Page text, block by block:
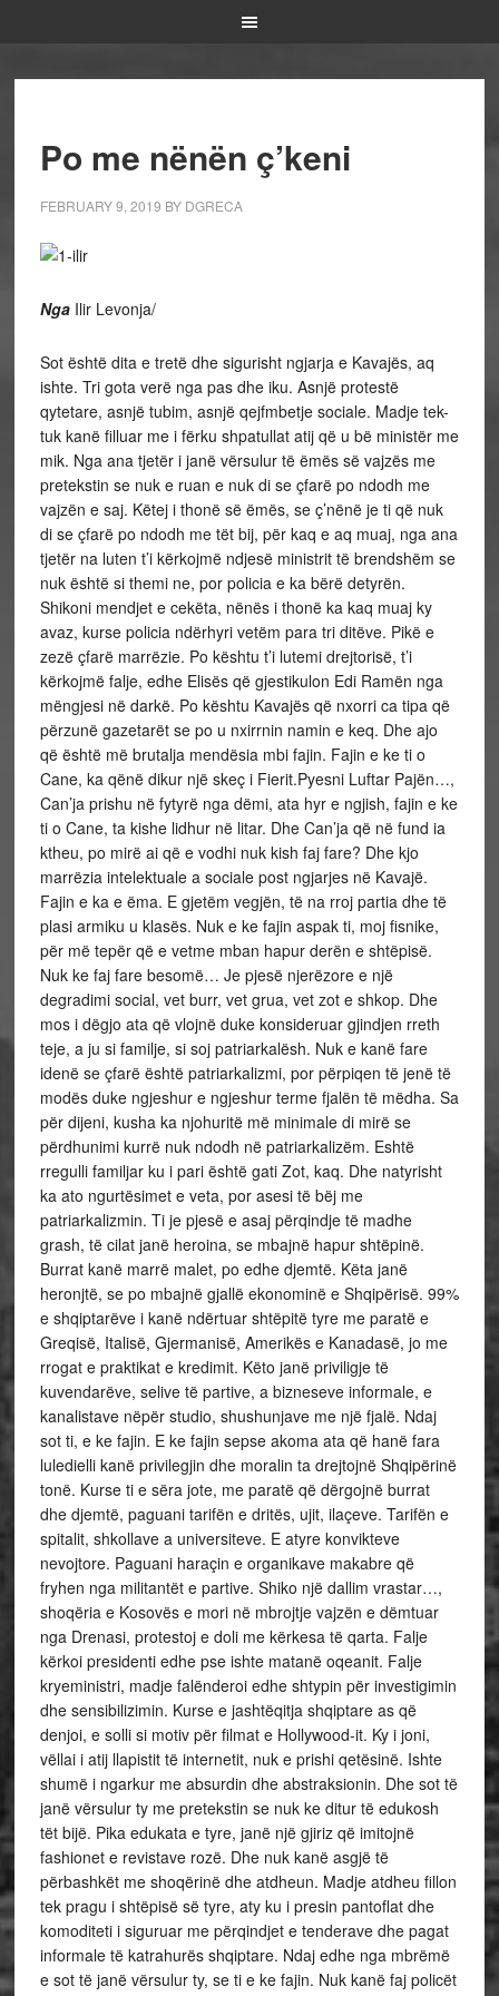
Po me nënën ç’keni
FEBRUARY 9, 2019 BY DGRECA
Nga Ilir Levonja/
Sot është dita e tretë dhe sigurisht ngjarja e Kavajës, aq
ishte. Tri gota verë nga pas dhe iku. Asnjë protestë
qytetare, asnjë tubim, asnjë qejfmbetje sociale. Madje tek-
tuk kanë filluar me i fërku shpatullat atij që u bë ministër me
mik. Nga ana tjetër i janë vërsulur të ëmës së vajzës me
pretekstin se nuk e ruan e nuk di se çfarë po ndodh me
vajzën e saj. Këtej i thonë së ëmës, se ç’nënë je ti që nuk
di se çfarë po ndodh me tët bij, për kaq e aq muaj, nga ana
tjetër na luten t’i kërkojmë ndjesë ministrit të brendshëm se
nuk është si themi ne, por policia e ka bërë detyrën.
Shikoni mendjet e cekëta, nënës i thonë ka kaq muaj ky
avaz, kurse policia ndërhyri vetëm para tri ditëve. Pikë e
zezë çfarë marrëzie. Po kështu t’i lutemi drejtorisë, t’i
kërkojmë falje, edhe Elisës që gjestikulon Edi Ramën nga
mëngjesi në darkë. Po kështu Kavajës që nxorri ca tipa që
përzunë gazetarët se po u nxirrnin namin e keq. Dhe ajo
që është më brutalja mendësia mbi fajin. Fajin e ke ti o
Cane, ka qënë dikur një skeç i Fierit.Pyesni Luftar Pajën…,
Can’ja prishu në fytyrë nga dëmi, ata hyr e ngjish, fajin e ke
ti o Cane, ta kishe lidhur në litar. Dhe Can’ja që në fund ia
ktheu, po mirë ai që e vodhi nuk kish faj fare? Dhe kjo
marrëzia intelektuale a sociale post ngjarjes në Kavajë.
Fajin e ka e ëma. E gjetëm vegjën, të na rroj partia dhe të
plasi armiku u klasës. Nuk e ke fajin aspak ti, moj fisnike,
për më tepër që e vetme mban hapur derën e shtëpisë.
Nuk ke faj fare besomë… Je pjesë njerëzore e një
degradimi social, vet burr, vet grua, vet zot e shkop. Dhe
mos i dëgjo ata që vlojnë duke konsideruar gjindjen rreth
teje, a ju si familje, si soj patriarkalësh. Nuk e kanë fare
idenë se çfarë është patriarkalizmi, por përpiqen të jenë të
modës duke ngjeshur e ngjeshur terme fjalën të mëdha. Sa
për dijeni, kusha ka njohuritë më minimale di mirë se
përdhunimi kurrë nuk ndodh në patriarkalizëm. Eshtë
rregulli familjar ku i pari është gati Zot, kaq. Dhe natyrisht
ka ato ngurtësimet e veta, por asesi të bëj me
patriarkalizmin. Ti je pjesë e asaj përqindje të madhe
grash, të cilat janë heroina, se mbajnë hapur shtëpinë.
Burrat kanë marrë malet, po edhe djemtë. Këta janë
heronjtë, se po mbajnë gjallë ekonominë e Shqipërisë. 99%
e shqiptarëve i kanë ndërtuar shtëpitë tyre me paratë e
Greqisë, Italisë, Gjermanisë, Amerikës e Kanadasë, jo me
rrogat e praktikat e kredimit. Këto janë priviligje të
kuvendarëve, selive të partive, a bizneseve informale, e
kanalistave nëpër studio, shushunjave me një fjalë. Ndaj
sot ti, e ke fajin. E ke fajin sepse akoma ata që hanë fara
luledielli kanë privilegjin dhe moralin ta drejtojnë Shqipërinë
tonë. Kurse ti e sëra jote, me paratë që dërgojnë burrat
dhe djemtë, paguani tarifën e dritës, ujit, ilaçeve. Tarifën e
spitalit, shkollave a universiteve. E atyre konvikteve
nevojtore. Paguani haraçin e organikave makabre që
fryhen nga militantët e partive. Shiko një dallim vrastar…,
shoqëria e Kosovës e mori në mbrojtje vajzën e dëmtuar
nga Drenasi, protestoj e doli me kërkesa të qarta. Falje
kërkoi presidenti edhe pse ishte matanë oqeanit. Falje
kryeministri, madje falënderoi edhe shtypin për investigimin
dhe sensibilizimin. Kurse e jashtëqitja shqiptare as që
denjoi, e solli si motiv për filmat e Hollywood-it. Ky i joni,
vëllai i atij llapistit të internetit, nuk e prishi qetësinë. Ishte
shumë i ngarkur me absurdin dhe abstraksionin. Dhe sot të
janë vërsulur ty me pretekstin se nuk ke ditur të edukosh
tët bijë. Pika edukata e tyre, janë një gjiriz që imitojnë
fashionet e revistave rozë. Dhe nuk kanë asgjë të
përbashkët me shoqërinë dhe atdheun. Madje atdheu fillon
tek pragu i shtëpisë së tyre, aty ku i presin pantoflat dhe
komoditeti i siguruar me përqindjet e tenderave dhe pagat
informale të katrahurës shqiptare. Ndaj edhe nga mbrëmë
e sot të janë vërsulur ty, se ti e ke fajin. Nuk kanë faj policët